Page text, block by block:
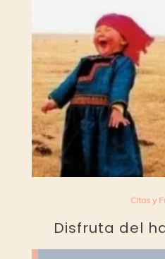
Citas y
Disfruta del